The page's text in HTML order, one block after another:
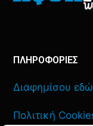
ΠΛΗΡΟΦΟΡΙΕΣ
Διαφημίσου εδώ
Πολιτική